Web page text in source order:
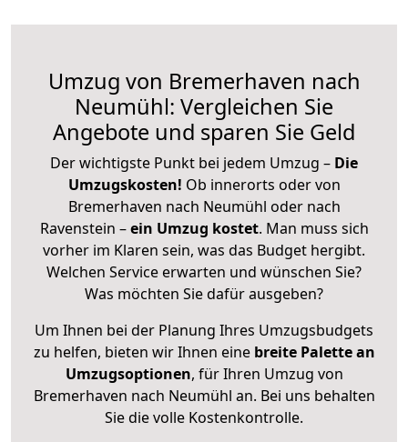
Umzug von Bremerhaven nach
Neumühl: Vergleichen Sie
Angebote und sparen Sie Geld
Der wichtigste Punkt bei jedem Umzug – Die
Umzugskosten! Ob innerorts oder von
Bremerhaven nach Neumühl oder nach
Ravenstein –ein Umzug kostet. Man muss sich
vorher im Klaren sein, was das Budget hergibt.
Welchen Service erwarten und wünschen Sie?
Was möchten Sie dafür ausgeben?
Um Ihnen bei der Planung Ihres Umzugsbudgets
zu helfen, bieten wir Ihnen eine breite Palette an
Umzugsoptionen, für Ihren Umzug von
Bremerhaven nach Neumühl an. Bei uns behalten
Sie die volle Kostenkontrolle.